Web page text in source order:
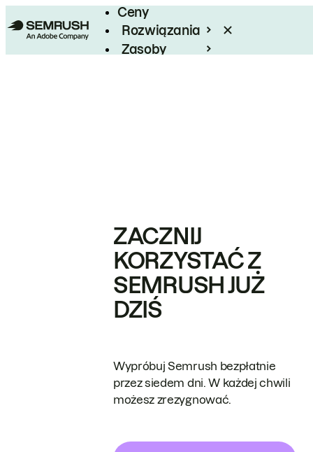
Ceny
Rozwiązania
Zasoby
ZACZNIJ
KORZYSTAĆ Z
SEMRUSH JUŻ
DZIŚ
Wypróbuj Semrush bezpłatnie
przez siedem dni. W każdej chwili
możesz zrezygnować.